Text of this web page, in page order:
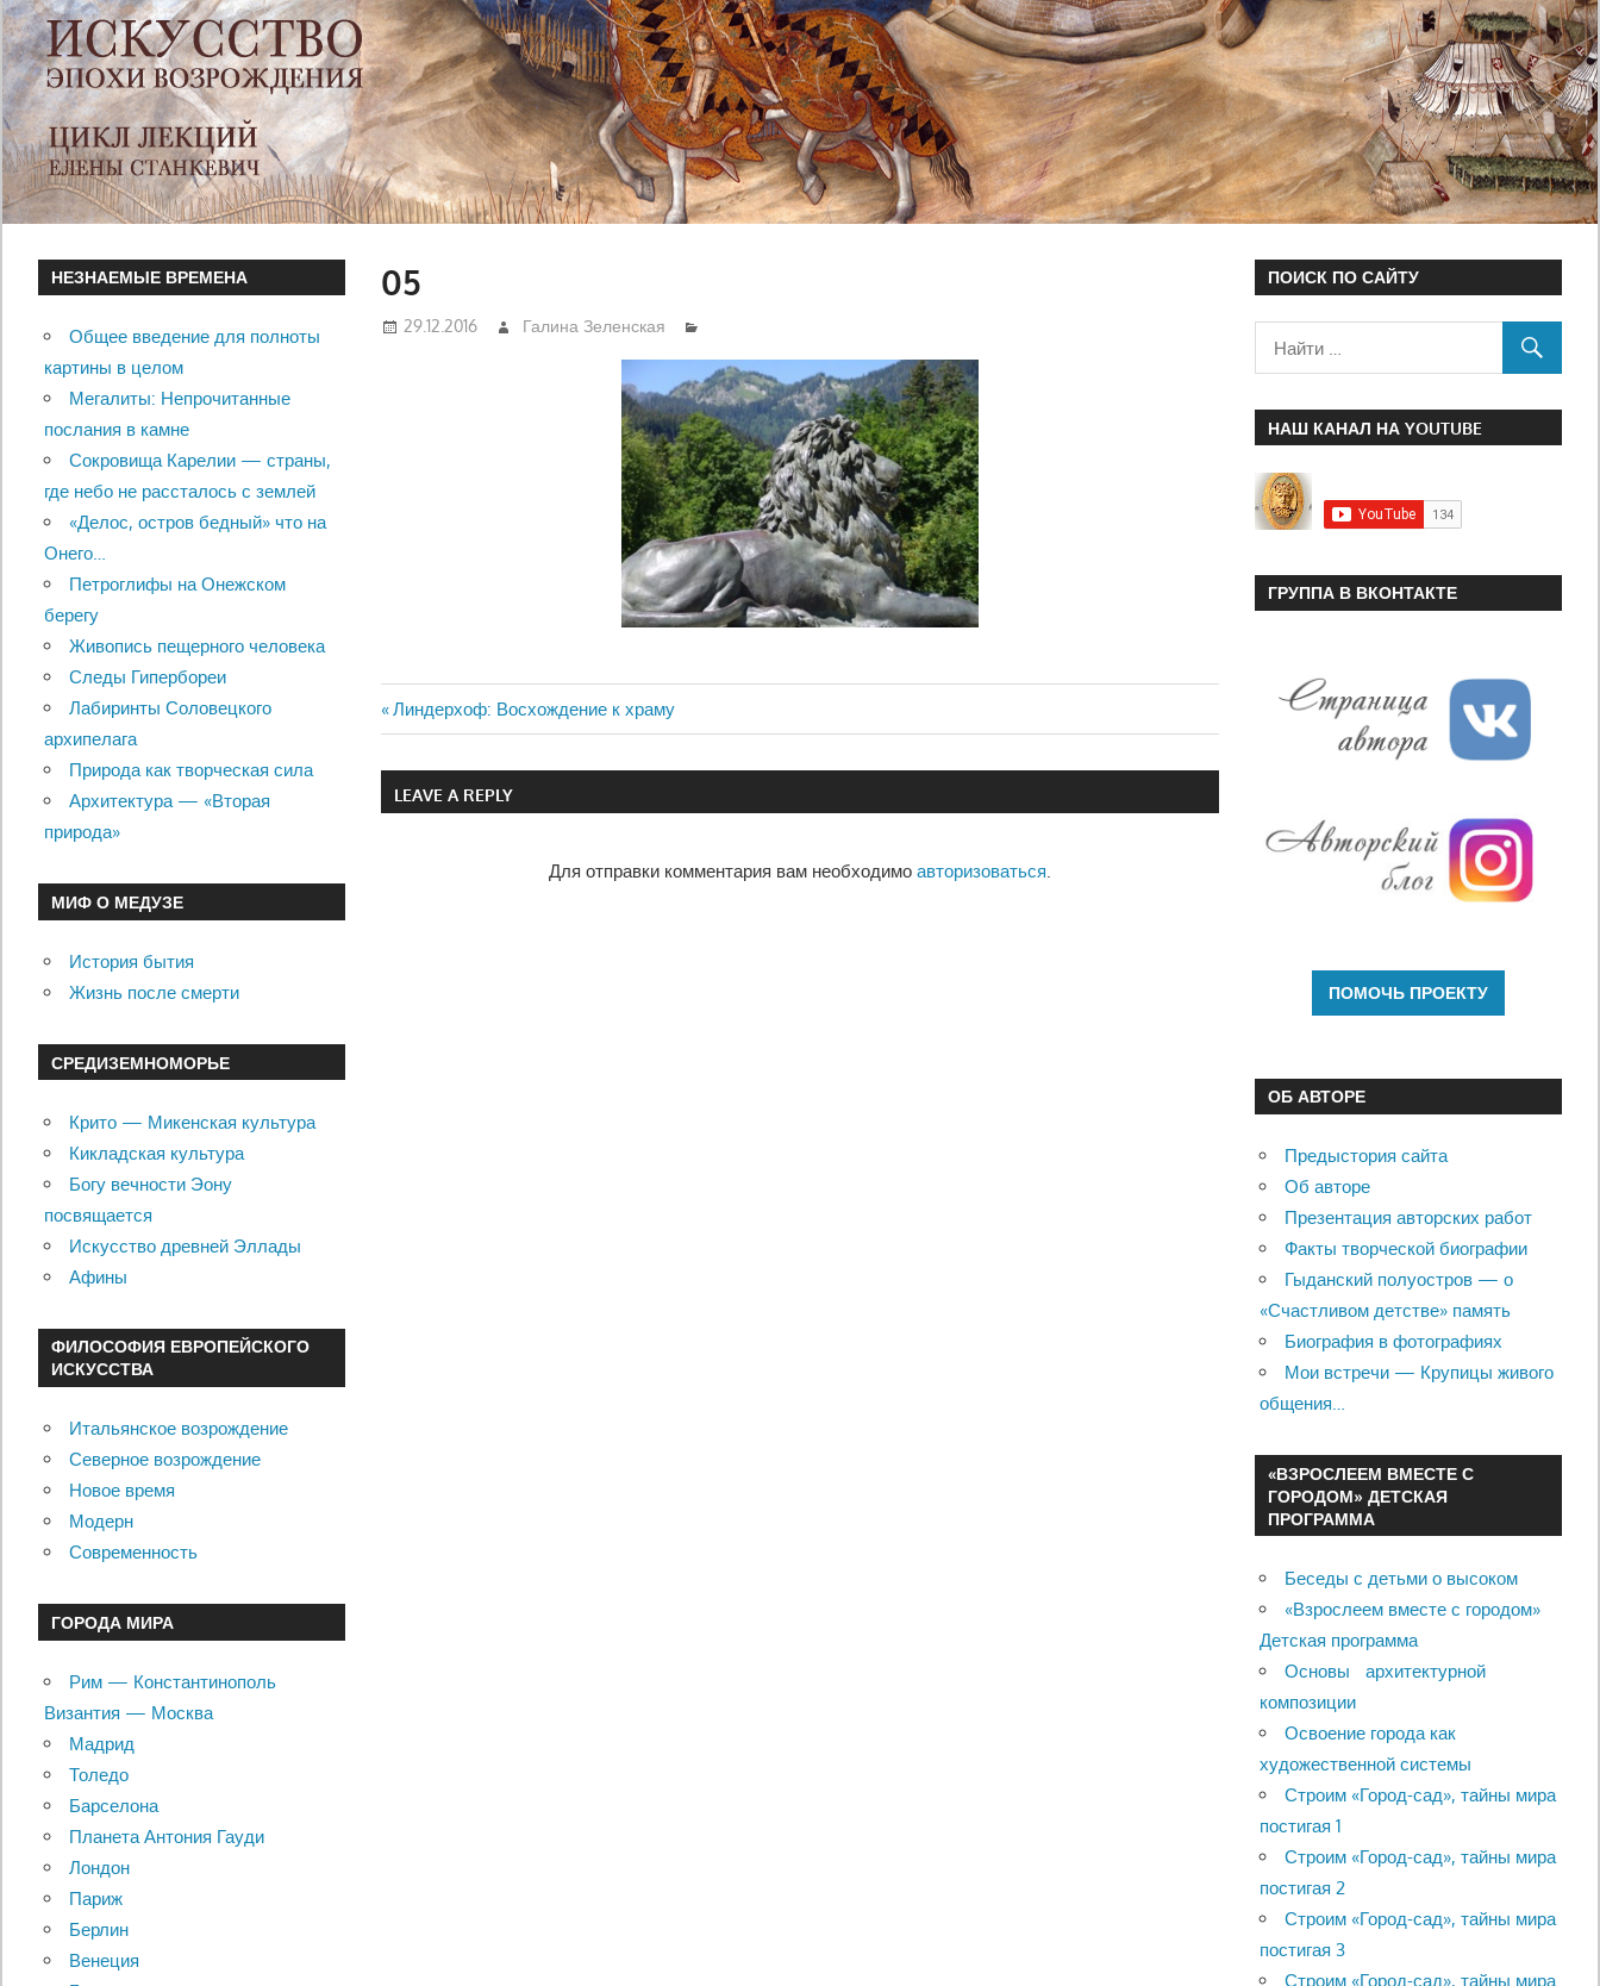
05
29.12.2016 Галина Зеленская
Навигация
по
Previous
Post:
Линдерхоф: Восхождение к храму
LEAVE A REPLY
Для отправки комментария вам необходимо авторизоваться.
НЕЗНАЕМЫЕ ВРЕМЕНА
Общее введение для полноты
картины в целом
Мегалиты: Непрочитанные
послания в камне
Сокровища Карелии — страны,
где небо не рассталось с землей
«Делос, остров бедный» что на
Онего…
Петроглифы на Онежском
берегу
Живопись пещерного человека
Следы Гипербореи
Лабиринты Соловецкого
архипелага
Природа как творческая сила
Архитектура — «Вторая
природа»
МИФ О МЕДУЗЕ
История бытия
Жизнь после смерти
СРЕДИЗЕМНОМОРЬЕ
Крито — Микенская культура
Кикладская культура
Богу вечности Эону
посвящается
Искусство древней Эллады
Афины
ФИЛОСОФИЯ ЕВРОПЕЙСКОГО
ИСКУССТВА
Итальянское возрождение
Северное возрождение
Новое время
Модерн
Современность
ГОРОДА МИРА
Рим — Константинополь
Византия — Москва
Мадрид
Толедо
Барселона
Планета Антония Гауди
Лондон
Париж
Берлин
Венеция
ПОИСК ПО САЙТУ
НАШ КАНАЛ НА YOUTUBE
ГРУППА В ВКОНТАКТЕ
ОБ АВТОРЕ
Предыстория сайта
Об авторе
Презентация авторских работ
Факты творческой биографии
Гыданский полуостров — о
«Счастливом детстве» память
Биография в фотографиях
Мои встречи — Крупицы живого
общения…
«ВЗРОСЛЕЕМ ВМЕСТЕ С
ГОРОДОМ» ДЕТСКАЯ
ПРОГРАММА
Беседы с детьми о высоком
«Взрослеем вместе с городом»
Детская программа
Основы архитектурной
композиции
Освоение города как
художественной системы
Строим «Город-сад», тайны мира
постигая 1
Строим «Город-сад», тайны мира
постигая 2
Строим «Город-сад», тайны мира
постигая 3
Строим «Город-сад», тайны мира